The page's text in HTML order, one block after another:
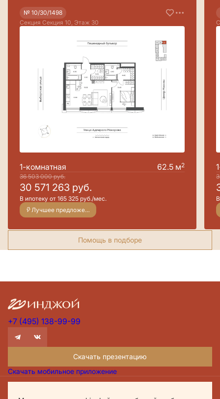
№ 10/30/1498
Секция Секция 10, Этаж 30
1-комнатная 62.5 м2
36 503 000руб.
30 571 263 руб.
В ипотеку от 165 325 руб./мес.
Лучшее предложение
Помощь в подборе
+7 (495) 138-99-99
Скачать презентацию
Скачать мобильное приложение